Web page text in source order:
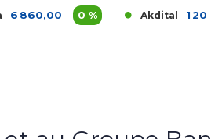
0 % Akdital 1 200,00 3,9 %